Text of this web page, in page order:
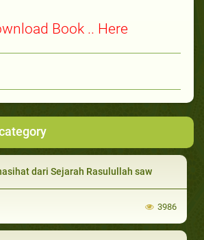
Book .. Here
dari Sejarah Rasulullah saw
3986